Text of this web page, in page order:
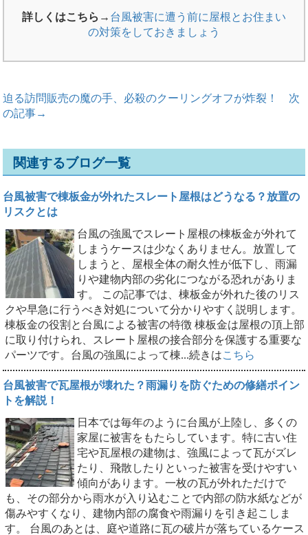
詳しくはこちら→ 台風被害に遭う前に屋根とお住まい
の対策をしておきましょう
迫る訪問販売の魔の手、必殺のクーリングオフが炸裂！
次
の記事→
関連するブログ一覧
台風被害で棟板金が外れたスレート屋根はどうなる？放置の
リスクとは
台風の強風でスレート屋根の棟板金が外れて
しまうケースは少なくありません。放置して
しまうと、屋根全体の耐久性が低下し、雨漏
りや建物内部の劣化につながる恐れがありま
す。 この記事では、棟板金が外れた後のリス
クや早急に行うべき対処について分かりやすく説明します。
棟板金の役割と台風による被害の特徴 棟板金は屋根の頂上部
に取り付けられ、スレート屋根の接合部分を保護する重要な
パーツです。台風の強風によって棟...続きはこちら
台風被害で瓦屋根が壊れた？雨漏りを防ぐための修繕ポイン
トを解説！
日本では毎年のように台風が上陸し、多くの
家屋に被害をもたらしています。特に古い住
宅や瓦屋根の建物は、強風によって瓦がズレ
たり、飛散したりといった被害を受けやすい
傾向があります。一枚の瓦が外れただけで
も、その部分から雨水が入り込むことで内部の防水紙などが
傷みやすくなり、建物内部の腐食や雨漏りを引き起こしま
す。 台風のあとは、庭や道路に瓦の破片が落ちているケース